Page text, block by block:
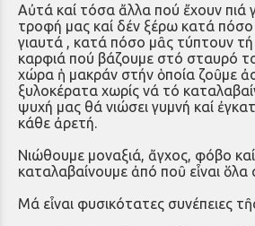
Αὐτά καί τόσα ἄλλα πού ἔχουν πιά
τροφή μας καί δέν ξέρω κατά
γιαυτά , κατά πόσο μᾶς τύπτουν τή
καρφιά πού βάζουμε στό σταυρό
χώρα ἡ μακράν στήν ὁποία ζοῦμε
ξυλοκέρατα χωρίς νά τό
ψυχή μας θά νιώσει γυμνή καί
κάθε ἀρετή.
Νιώθουμε μοναξιά, ἄγχος, φόβο
καταλαβαίνουμε ἀπό ποῦ εἶναι ὅλα
Μά εἶναι φυσικότατες συνέπειες